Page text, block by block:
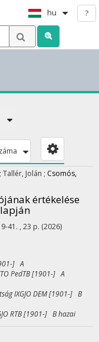
hu ?
; Tallér, Jolán ; Csomós,
értékelése
41. , 23 p. (2026)
] A
PedTB [1901-] A
IXGJO DEM [1901-] B
RTB [1901-] B hazai